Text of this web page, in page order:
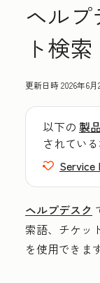
ヘルプ
ト検索
更新日時2026年6月
以下の 製品
されてい
Service
ヘルプデスク
索語、チケッ
を使用できま